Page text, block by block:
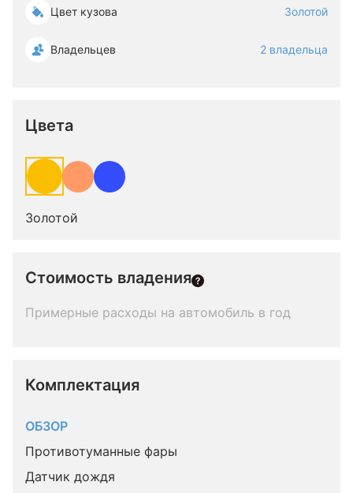
Цвет кузова Золотой
Владельцев 2 владельца
Цвета
Золотой
Стоимость владения
Примерные расходы на автомобиль в год
Комплектация
ОБЗОР
Противотуманные фары
Датчик дождя